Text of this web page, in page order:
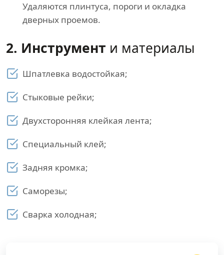
Удаляются плинтуса, пороги и окладка
дверных проемов.
2. Инструмент и материалы
Шпатлевка водостойкая;
Стыковые рейки;
Двухсторонняя клейкая лента;
Специальный клей;
Задняя кромка;
Саморезы;
Сварка холодная;